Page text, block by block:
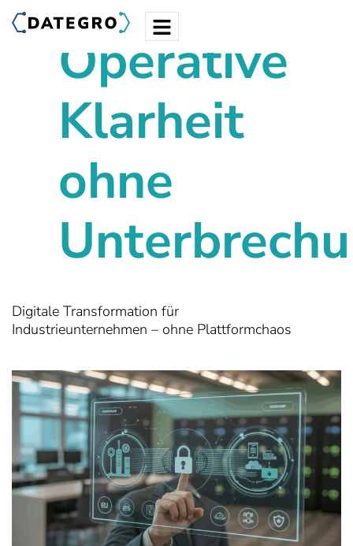
Operative
Klarheit
ohne
Digitale Transformation für
Industrieunternehmen – ohne Plattformchaos